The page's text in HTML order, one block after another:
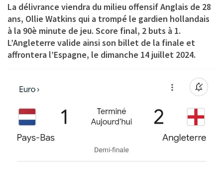
La délivrance viendra du milieu offensif Anglais de 28
ans, Ollie Watkins qui a trompé le gardien hollandais
à la 90è minute de jeu. Score final, 2 buts à 1.
L’Angleterre valide ainsi son billet de la finale et
affrontera l’Espagne, le dimanche 14 juillet 2024.